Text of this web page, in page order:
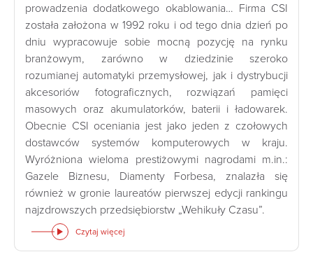
prowadzenia dodatkowego okablowania… Firma CSI
została założona w 1992 roku i od tego dnia dzień po
dniu wypracowuje sobie mocną pozycję na rynku
branżowym, zarówno w dziedzinie szeroko
rozumianej automatyki przemysłowej, jak i dystrybucji
akcesoriów fotograficznych, rozwiązań pamięci
masowych oraz akumulatorków, baterii i ładowarek.
Obecnie CSI oceniania jest jako jeden z czołowych
dostawców systemów komputerowych w kraju.
Wyróżniona wieloma prestiżowymi nagrodami m.in.:
Gazele Biznesu, Diamenty Forbesa, znalazła się
również w gronie laureatów pierwszej edycji rankingu
najzdrowszych przedsiębiorstw „Wehikuły Czasu”.
Czytaj więcej